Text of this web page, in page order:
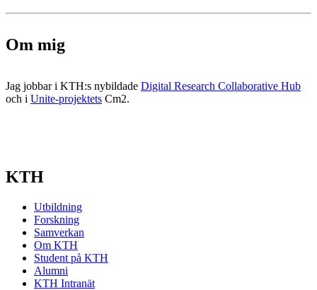
Om mig
Jag jobbar i KTH:s nybildade Digital Research Collaborative Hub
och i Unite-projektets Cm2.
KTH
Utbildning
Forskning
Samverkan
Om KTH
Student på KTH
Alumni
KTH Intranät